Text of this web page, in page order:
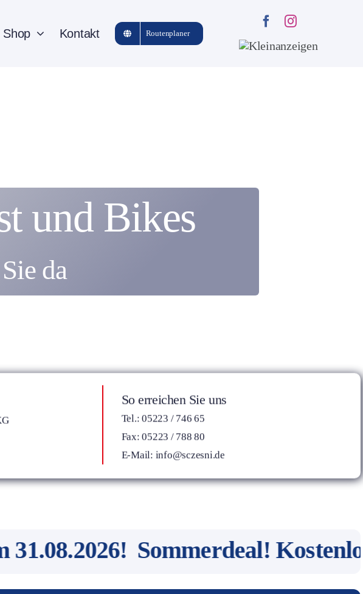
Shop Kontakt Routenplaner
und Bikes
da
So erreichen Sie uns
Tel.: 05223 / 746 65
Fax: 05223 / 788 80
E-Mail: info@sczesni.de
Sommerdeal!